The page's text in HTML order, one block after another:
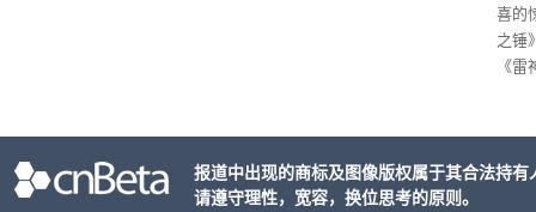
喜的
之锤
《
报道中出现的商标及图像版权属于其合法持
请遵守理性，宽容，换位思考的原则。